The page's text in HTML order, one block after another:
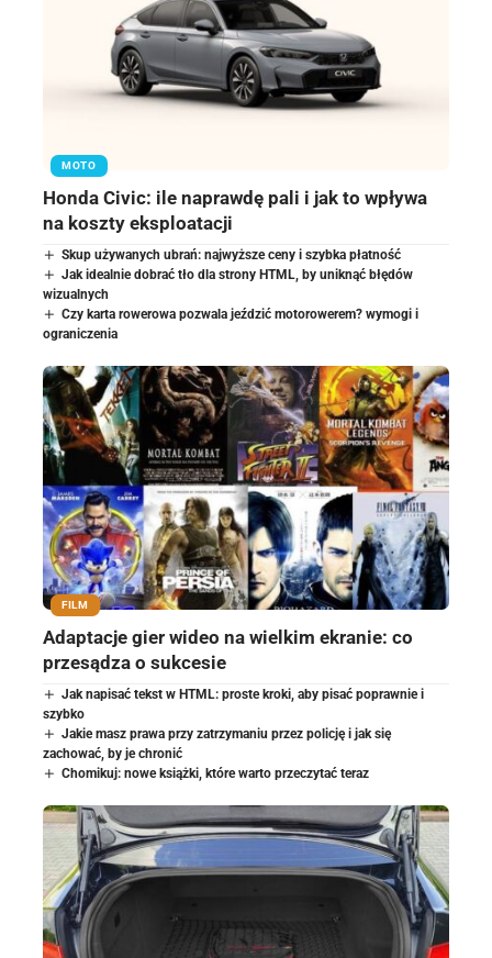
MOTO
Honda Civic: ile naprawdę pali i jak to wpływa
na koszty eksploatacji
Skup używanych ubrań: najwyższe ceny i szybka płatność
Jak idealnie dobrać tło dla strony HTML, by uniknąć błędów
wizualnych
Czy karta rowerowa pozwala jeździć motorowerem? wymogi i
ograniczenia
FILM
Adaptacje gier wideo na wielkim ekranie: co
przesądza o sukcesie
Jak napisać tekst w HTML: proste kroki, aby pisać poprawnie i
szybko
Jakie masz prawa przy zatrzymaniu przez policję i jak się
zachować, by je chronić
Chomikuj: nowe książki, które warto przeczytać teraz